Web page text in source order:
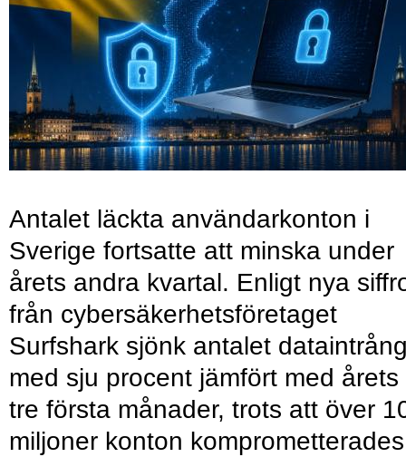
Antalet läckta användarkonton i
Sverige fortsatte att minska under
årets andra kvartal. Enligt nya
från cybersäkerhetsföretaget
Surfshark sjönk antalet
med sju procent jämfört med årets
tre första månader, trots att över
miljoner konton komprometterades